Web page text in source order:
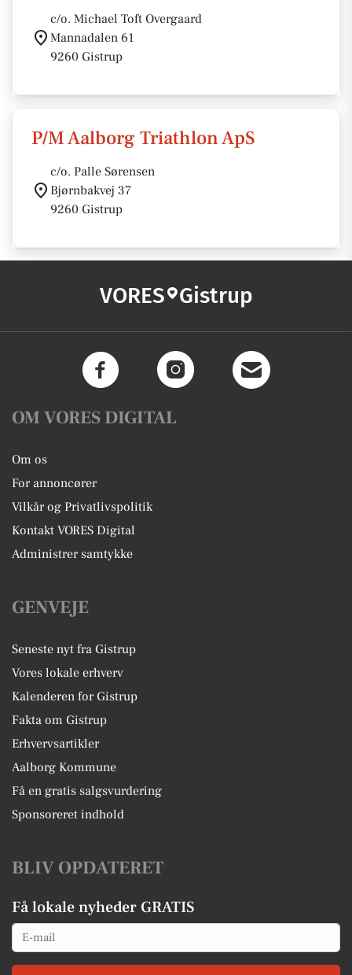
c/o. Michael Toft Overgaard
Mannadalen 61
9260 Gistrup
P/M Aalborg Triathlon ApS
c/o. Palle Sørensen
Bjørnbakvej 37
9260 Gistrup
VORES Gistrup
OM VORES DIGITAL
Om os
For annoncører
Vilkår og Privatlivspolitik
Kontakt VORES Digital
Administrer samtykke
GENVEJE
Seneste nyt fra Gistrup
Vores lokale erhverv
Kalenderen for Gistrup
Fakta om Gistrup
Erhvervsartikler
Aalborg Kommune
Få en gratis salgsvurdering
Sponsoreret indhold
BLIV OPDATERET
Få lokale nyheder GRATIS
Email